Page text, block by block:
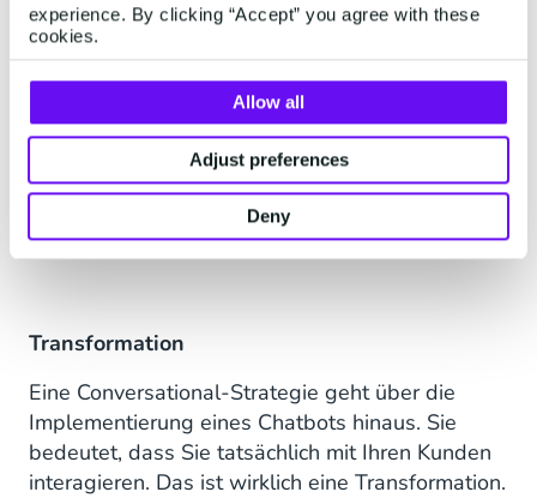
experience. By clicking “Accept” you agree with these
cookies.
Allow all
Adjust preferences
Deny
Der größte Vorteil? Alle Conversational-
Lösungen nutzen die gleichen Daten. Das
bedeutet, dass Chatbot Nina die gleiche Antwort
gibt, unabhängig von Kanal, Ort oder Zeit. Die
Technologie lernt aus Ihren Eingaben, aber auch
aus den Unterhaltungen. Mit den richtigen
Integrationen erhalten Sie noch mehr Wert aus
Ihren Unterhaltungen.
Transformation
Eine Conversational-Strategie geht über die
Implementierung eines Chatbots hinaus. Sie
bedeutet, dass Sie tatsächlich mit Ihren Kunden
interagieren. Das ist wirklich eine Transformation.